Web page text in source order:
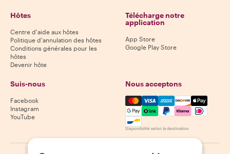
Hôtes
Centre d'aide aux hôtes
Politique d'annulation des hôtes
Conditions générales pour les
hôtes
Devenir hôte
Télécharge notre
application
App Store
Google Play Store
Suis-nous
Facebook
Instagram
YouTube
Nous acceptons
Mastercard, Visa, Amex,
Disponibilité selon la destination